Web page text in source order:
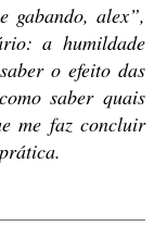
gabando, alex”,
a humildade
o efeito das
saber quais
me faz concluir